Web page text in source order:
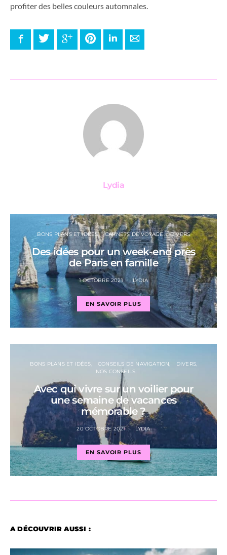
profiter des belles couleurs automnales.
FacebookTwitter Google+ PinterestLinkedInE-mail
Lydia
BONS PLANS ET IDÉES CARNETS DE VOYAGE DIVERS
Des idées pour un week-end près
de Paris en famille
1 OCTOBRE 2021 LYDIA
EN SAVOIR PLUS
BONS PLANS ET IDÉES CONSEILS DE NAVIGATION
DIVERS
NOS CONSEILS
Avec qui vivre sur un voilier pour
une semaine de vacances
mémorable ?
20 OCTOBRE 2021 LYDIA
EN SAVOIR PLUS
A DÉCOUVRIR AUSSI :